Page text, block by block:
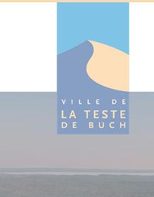
Cookies management panel